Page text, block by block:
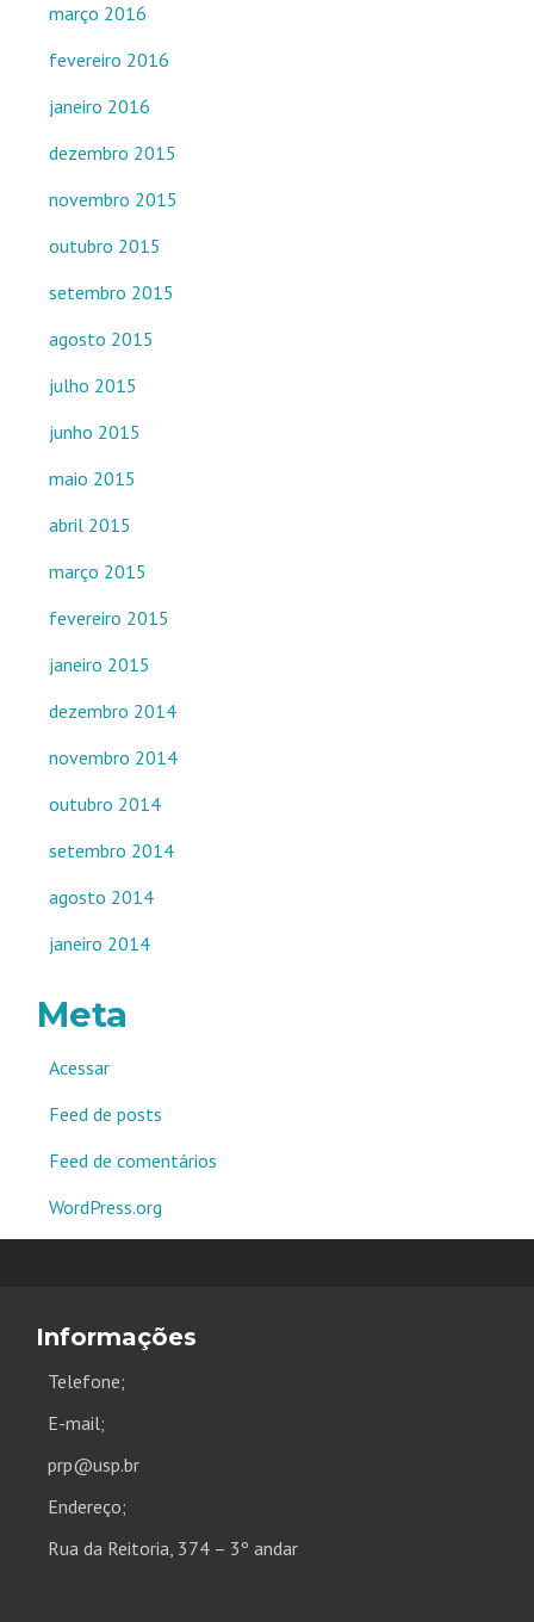
março 2016
fevereiro 2016
janeiro 2016
dezembro 2015
novembro 2015
outubro 2015
setembro 2015
agosto 2015
julho 2015
junho 2015
maio 2015
abril 2015
março 2015
fevereiro 2015
janeiro 2015
dezembro 2014
novembro 2014
outubro 2014
setembro 2014
agosto 2014
janeiro 2014
Meta
Acessar
Feed de posts
Feed de comentários
WordPress.org
Informações
Telefone;
E-mail;
prp@usp.br
Endereço;
Rua da Reitoria, 374 – 3º andar